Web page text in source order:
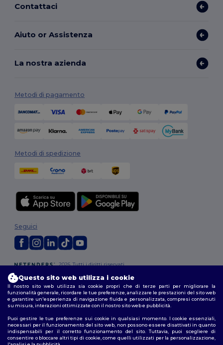
Contattaci
Aiuto or Assistenza
La nostra azienda
Metodi di pagamento
Metodi di spedizione
2026. Tutti i diritti riservati
Termini e Condizioni
|Politica di personalizzazione
privacy|Politica sui cookie|Site Map
Seguici
Roma | Milano|Napoli|Torino| Palermo|Genova|Bologna
Questo sito web utilizza i cookie
Il nostro sito web utilizza sia cookie propri che di terze parti per migliorare la
funzionalità generale, ricordare le tue preferenze, analizzare le prestazioni del sito web
e garantire un'esperienza di navigazione fluida e personalizzata, compresi contenuti
su misura, interazioni ottimizzate con il nostro sito web e pubblicità.
Puoi gestire le tue preferenze sui cookie in qualsiasi momento. I cookie essenziali,
necessari per il funzionamento del sito web, non possono essere disattivati in quanto
indispensabili per il corretto funzionamento del sito. Tuttavia, puoi scegliere di
consentire o bloccare altri tipi di cookie, come quelli utilizzati per la personalizzazione,